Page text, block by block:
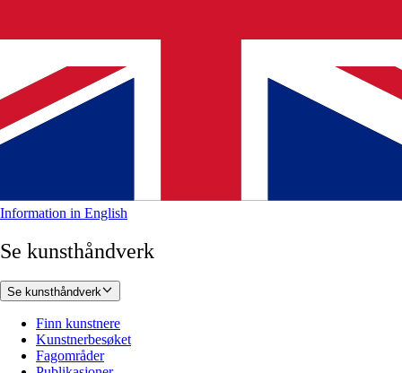
Information in English
Se kunsthåndverk
Se kunsthåndverk
Finn kunstnere
Kunstnerbesøket
Fagområder